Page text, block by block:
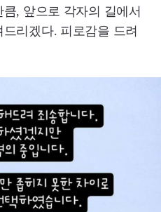
, 앞으로 각자의 길에서
리겠다. 피로감을 드려